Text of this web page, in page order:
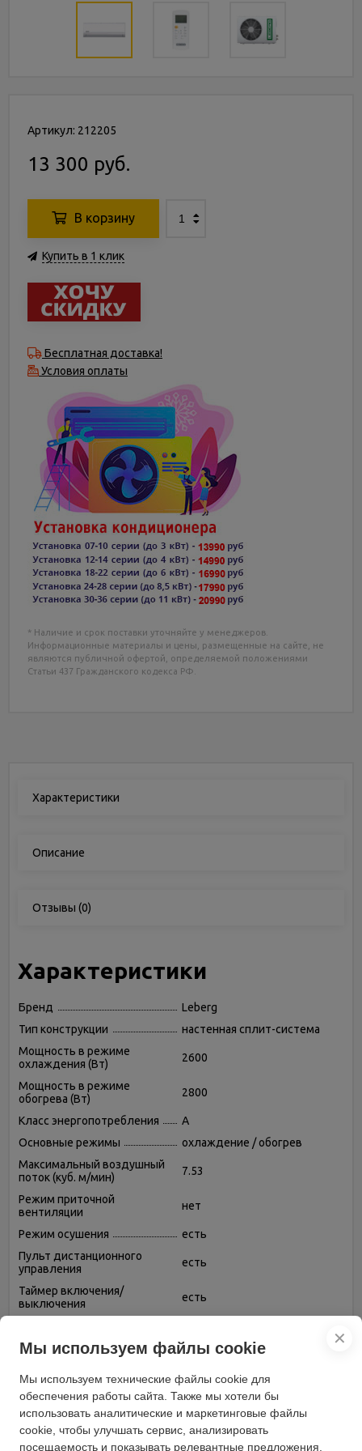
Артикул: 212205
13 300 руб.
В корзину
Купить в 1 клик
Бесплатная доставка!
Условия оплаты
* Наличие и срок поставки уточняйте у менеджеров.
Информационные материалы и цены, размещенные на сайте, не
являются публичной офертой, определяемой положениями
Статьи 437 Гражданского кодекса РФ.
Характеристики
Описание
Отзывы (0)
Характеристики
Бренд
Leberg
Тип конструкции
настенная сплит-система
Мощность в режиме
охлаждения (Вт)
2600
Мощность в режиме
обогрева (Вт)
2800
Класс энергопотребления
A
Основные режимы
охлаждение / обогрев
Максимальный воздушный
поток (куб. м/мин)
7.53
Режим приточной
вентиляции
нет
Режим осушения
есть
Пульт дистанционного
управления
есть
Таймер включения/
выключения
есть
Фаза
однофазный
вращения вентилятора
есть
Режим вентиляции (без
охлаждения и обогрева)
есть
Автоматическое
есть
✕
Мы используем файлы cookie
Мы используем технические файлы cookie для
обеспечения работы сайта. Также мы хотели бы
использовать аналитические и маркетинговые файлы
cookie, чтобы улучшать сервис, анализировать
посещаемость и показывать релевантные предложения.